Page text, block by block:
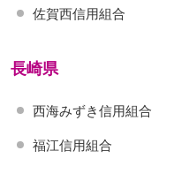
佐賀西信用組合
長崎県
西海みずき信用組合
福江信用組合